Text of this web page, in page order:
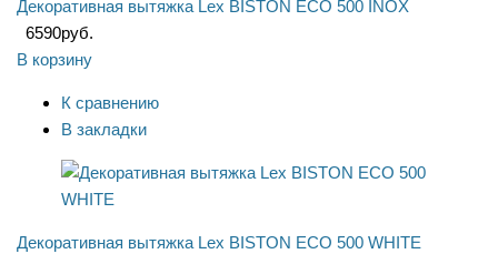
Декоративная вытяжка Lex BISTON ECO 500 INOX
6590руб.
В корзину
К сравнению
В закладки
Декоративная вытяжка Lex BISTON ECO 500 WHITE